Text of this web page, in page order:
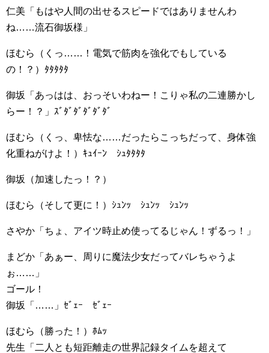
仁美「もはや人間の出せるスピードではありませんわ
ね……流石御坂様」
ほむら（くっ……！電気で筋肉を強化でもしている
の！？）ﾀﾀﾀﾀﾀ
御坂「あっはは、おっそいわねー！こりゃ私の二連勝かし
らー！？」ｽﾞﾀﾞﾀﾞﾀﾞﾀﾞﾀﾞ
ほむら（くっ、卑怯な……だったらこっちだって、身体強
化重ねがけよ！）ｷｭｲｰﾝ ｼｭﾀﾀﾀﾀ
御坂（加速したっ！？）
ほむら（そして更に！）ｼｭﾝｯ ｼｭﾝｯ ｼｭﾝｯ
さやか「ちょ、アイツ時止め使ってるじゃん！ずるっ！」
まどか「あぁー、周りに魔法少女だってバレちゃうよ
ぉ……」
ゴール！
御坂「……」ｾﾞｪｰ ｾﾞｪｰ
ほむら（勝った！）ﾎﾑｯ
先生「二人とも短距離走の世界記録タイムを超えて